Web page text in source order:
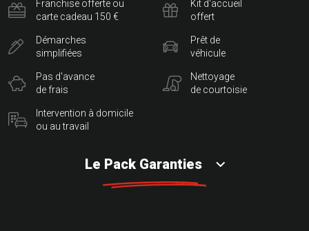
Franchise offerte ou
carte cadeau 150 €
Démarches
simplifiées
Pas d'avance
de frais
Intervention à domicile
ou au travail
Kit d'accueil
offert
Prêt de
véhicule
Nettoyage
de courtoisie
Le Pack Garanties